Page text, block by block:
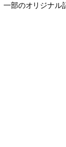
一部のオリジナル